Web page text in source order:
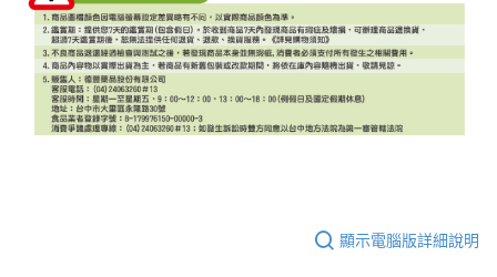
顯示電腦版詳細說明